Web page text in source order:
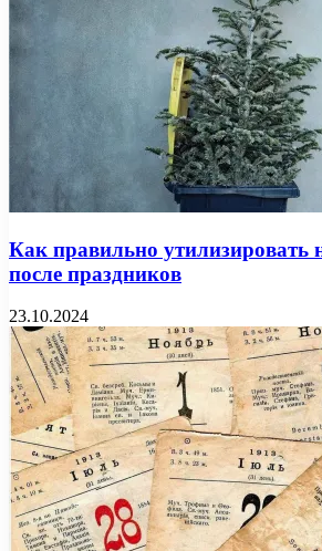
Как правильно утилизировать
после праздников
23.10.2024